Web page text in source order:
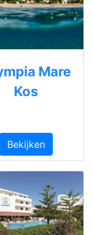
Mare
Kos
Bekijken